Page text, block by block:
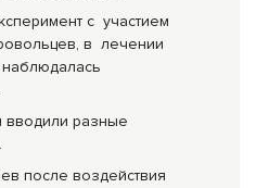
с участием
в лечении
вводили разные
после воздействия